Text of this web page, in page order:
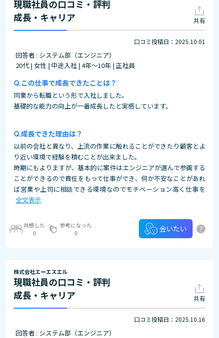
現職社員の口コミ・評判
成長・キャリア
共有
口コミ投稿日：2025.10.01
回答者 : システム部（エンジニア）
20代 | 女性 | 中途入社 | 4年～10年 | 正社員
この仕事で成長できたことは？
同業から転職という形で入社しました。
基礎的な能力の向上が一番成長したと実感しています。
成長できた理由は？
以前の会社と異なり、上流の作業に触れることができたり顧客とよ
り近い環境で経験を積むことが出来ました。
時期にもよりますが、基本的に案件はエンジニアが選んで参画する
ことができるので責任をもって仕事ができ、何か不安なことがあれ
ば営業や上司に相談できる環境なのでモチベーション高く仕事を
全文表示
共感した
0
参考になった
0
会いたい ?
株式会社エーエスエル
現職社員の口コミ・評判
成長・キャリア
共有
口コミ投稿日：2025.10.16
回答者 : システム部（エンジニア）